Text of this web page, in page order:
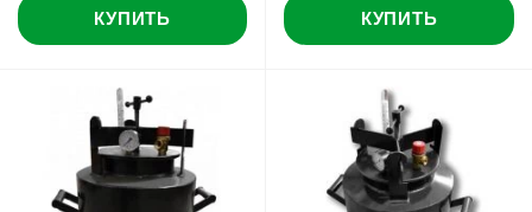
КУПИТЬ КУПИТЬ